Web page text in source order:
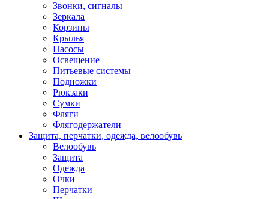
Звонки, сигналы
Зеркала
Корзины
Крылья
Насосы
Освещение
Питьевые системы
Подножки
Рюкзаки
Сумки
Фляги
Флягодержатели
Защита, перчатки, одежда, велообувь
Велообувь
Защита
Одежда
Очки
Перчатки